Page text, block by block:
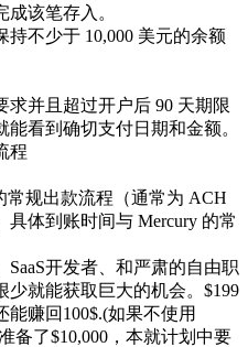
该笔存入。
不少于 10,000 美元的余额
并且超过开户后 90 天期限
看到确切支付日期和金额。
程
常规出款流程（通常为 ACH
体到账时间与 Mercury 的常
开发者、和严肃的自由职
少就能获取巨大的机会。$199
赚回100$.(如果不使用
备了$10,000，本就计划中要